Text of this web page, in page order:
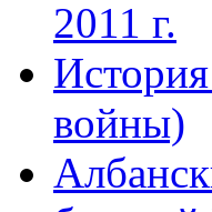
2011 г.
войны)